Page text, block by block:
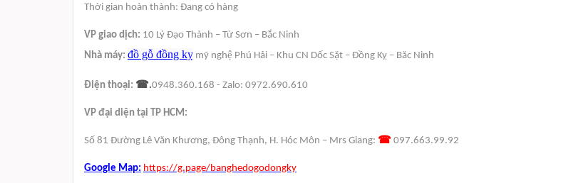
Thời gian hoàn thành: Đang có hàng
VP giao dịch: 10 Lý Đạo Thành – Từ Sơn – Bắc Ninh
Nhà máy: đồ gỗ đồng kỵ mỹ nghệ Phú Hải – Khu CN Dốc Sặt – Đồng Kỵ – Băc Ninh
Điện thoại: ☎.0948.360.168 - Zalo: 0972.690.610
VP đại diện tại TP HCM:
Số 81 Đường Lê Văn Khương, Đông Thạnh, H. Hóc Môn – Mrs Giang: ☎ 097.663.99.92
Google Map: https://g.page/banghedogodongky